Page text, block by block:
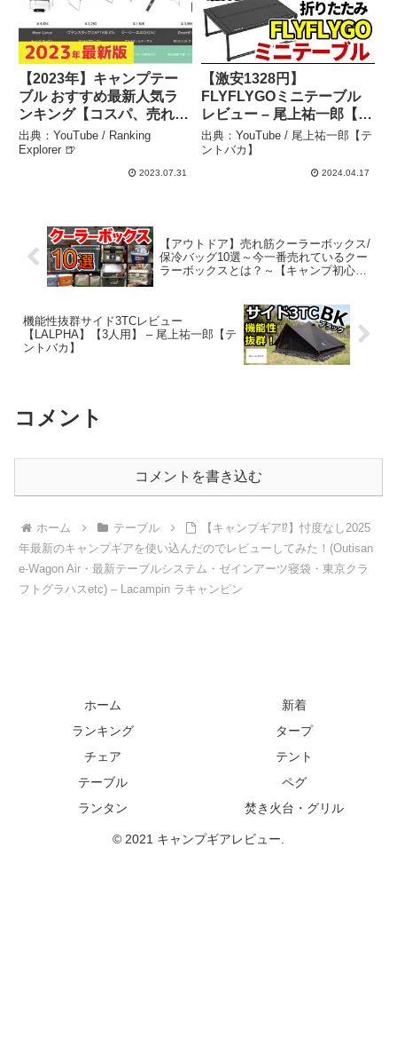
プ
【2023年】キャンプテー
ブル おすすめ最新人気ラ
ンキング【コスパ、売れ
筋】 – Ranking Explorer
🍺
出典：YouTube / Ranking
Explorer 🍺
2023.07.31
【激安1328円】
FLYFLYGOミニテーブル
レビュー – 尾上祐一郎【テ
ントバカ】
出典：YouTube / 尾上祐一郎【テ
ントバカ】
2024.04.17
【アウトドア】売れ筋クーラーボックス/
保冷バッグ10選～今一番売れているクー
ラーボックスとは？～【キャンプ初心
機能性抜群サイド3TCレビュー
【LALPHA】【3人用】 – 尾上祐一郎【テ
ントバカ】
コメント
コメントを書き込む
ホーム テーブル
【キャンプギア⁉️】忖度なし2025
年最新のキャンプギアを使い込んだのでレビューしてみた！(Outisan
e-Wagon Air・最新テーブルシステム・ゼインアーツ寝袋・東京クラ
フトグラハスetc) – Lacampin ラキャンピン
ホーム
新着
ランキング
タープ
チェア
テント
テーブル
ペグ
ランタン
焚き火台・グリル
© 2021 キャンプギアレビュー.